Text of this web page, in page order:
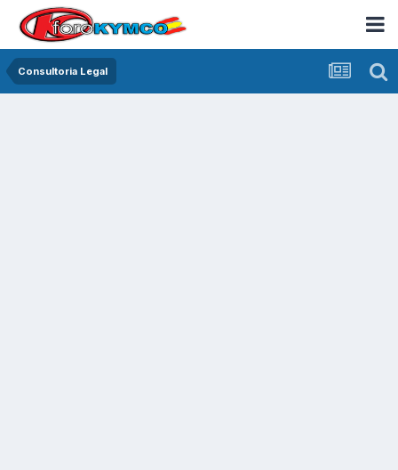
Consultoria Legal